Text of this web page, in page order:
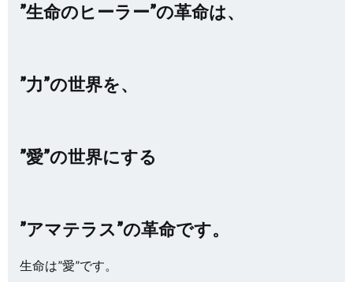
”生命のヒーラー”の革命は、
”力”の世界を、
”愛”の世界にする
”アマテラス”の革命です。
生命は”愛”です。